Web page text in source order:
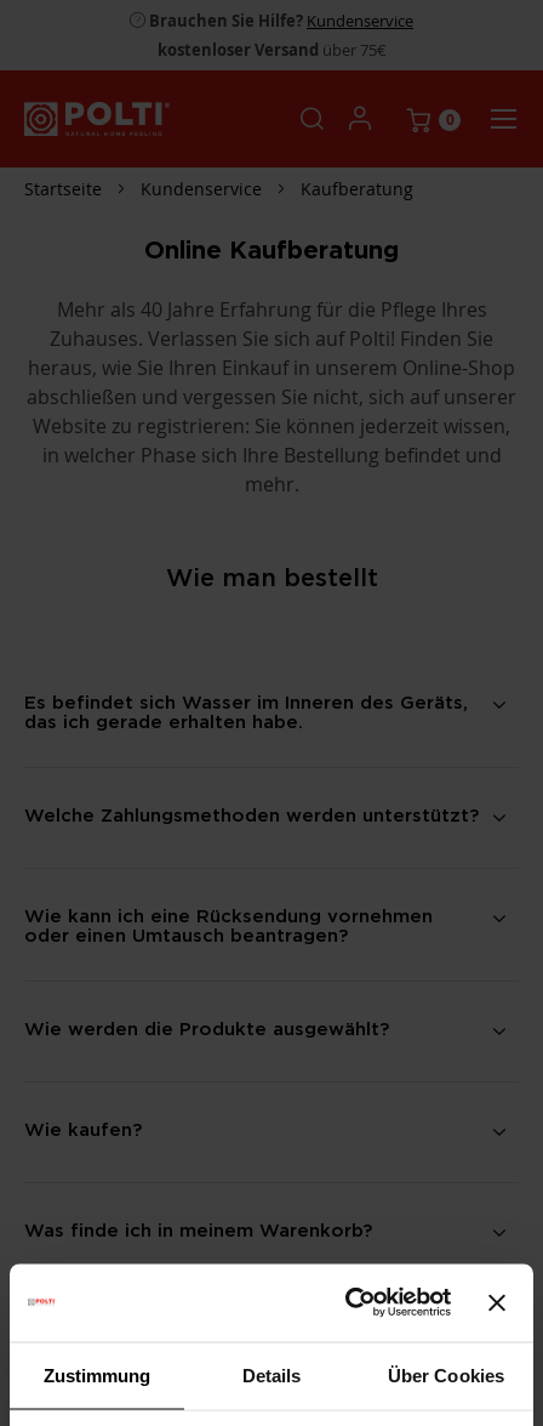
Zustimmung Details Über Cookies
Brauchen Sie Hilfe? Kundenservice
kostenloser Versand über 75€
0
Startseite Kundenservice Kaufberatung
Online Kaufberatung
Mehr als 40 Jahre Erfahrung für die Pflege Ihres
Zuhauses. Verlassen Sie sich auf Polti! Finden Sie
heraus, wie Sie Ihren Einkauf in unserem Online-Shop
abschließen und vergessen Sie nicht, sich auf unserer
Website zu registrieren: Sie können jederzeit wissen,
in welcher Phase sich Ihre Bestellung befindet und
mehr.
Wie man bestellt
Es befindet sich Wasser im Inneren des Geräts,
das ich gerade erhalten habe.
Welche Zahlungsmethoden werden unterstützt?
Wie kann ich eine Rücksendung vornehmen
oder einen Umtausch beantragen?
Wie werden die Produkte ausgewählt?
Wie kaufen?
Was finde ich in meinem Warenkorb?